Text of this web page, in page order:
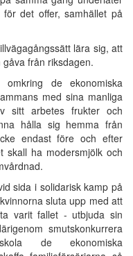
det offer, samhället på
lära sig, att
från riksdagen.
de ekonomiska
med sina manliga
sitt arbetes frukter och
hålla sig hemma från
endast före och efter
skall ha modersmjölk och
sida i solidarisk kamp på
sluta upp med att
varit fallet - utbjuda sin
smutskonkurrera
de ekonomiska